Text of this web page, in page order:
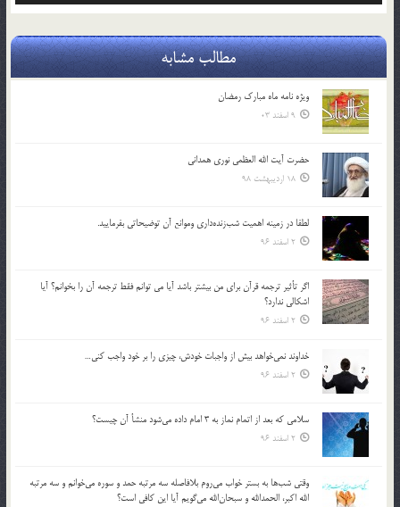
مطالب مشابه
ویژه نامه ماه مبارک رمضان
9 اسفند 03
حضرت آیت الله العظمی نوری همدانی
18 اردیبهشت 98
لطفا در زمينه اهميت شب‌زنده‌داري وموانع آن توضيحاتي بفرماييد.
2 اسفند 96
اگر تأثير ترجمه قرآن براي من بيشتر باشد آيا مي توانم فقط ترجمه آن را بخوانم؟ آيا
اشكالي ندارد؟
2 اسفند 96
خداوند نمي‌خواهد بيش از واجبات خودش، چيزي را بر خود واجب كني…
2 اسفند 96
سلامي كه بعد از اتمام نماز به 3 امام داده مي‌شود منشأ آن چيست؟
2 اسفند 96
وقتي شب‌ها به بستر خواب مي‌روم بلافاصله سه مرتبه حمد و سوره مي‌خوانم و سه مرتبه
الله اكبر، الحمدالله و سبحان‌الله مي‌گويم آيا اين كافي است؟